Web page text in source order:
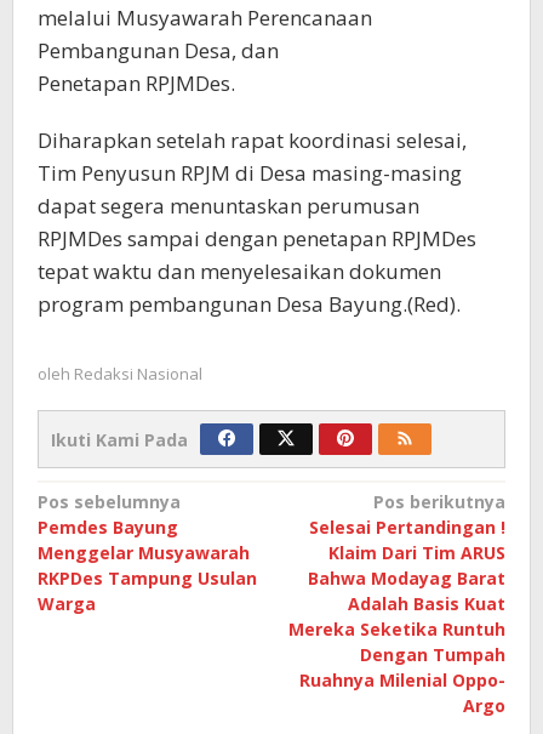
melalui Musyawarah Perencanaan
Pembangunan Desa, dan
Penetapan RPJMDes.
Diharapkan setelah rapat koordinasi selesai,
Tim Penyusun RPJM di Desa masing-masing
dapat segera menuntaskan perumusan
RPJMDes sampai dengan penetapan RPJMDes
tepat waktu dan menyelesaikan dokumen
program pembangunan Desa Bayung.(Red).
oleh Redaksi Nasional
Ikuti Kami Pada
Navigasi
pos
Pos sebelumnya
Pemdes Bayung
Menggelar Musyawarah
RKPDes Tampung Usulan
Warga
Pos berikutnya
Selesai Pertandingan !
Klaim Dari Tim ARUS
Bahwa Modayag Barat
Adalah Basis Kuat
Mereka Seketika Runtuh
Dengan Tumpah
Ruahnya Milenial Oppo-
Argo